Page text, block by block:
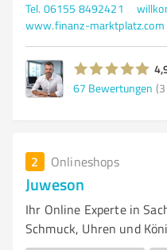
Tel. 06155 8492421
www.finanz-marktplatz.com
67 Bewertungen
2 Onlineshops
Juweson
Ihr Online Experte in
Schmuck, Uhren und